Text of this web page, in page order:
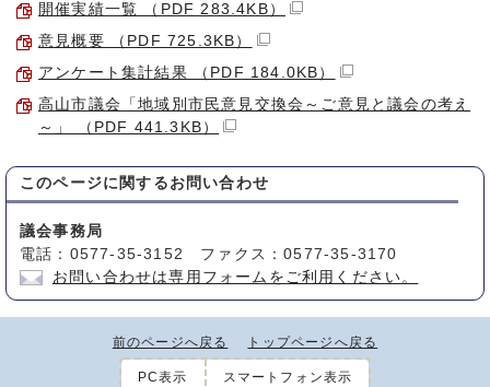
開催実績一覧 （PDF 283.4KB）
意見概要 （PDF 725.3KB）
アンケート集計結果 （PDF 184.0KB）
高山市議会「地域別市民意見交換会～ご意見と議会の考え
～」 （PDF 441.3KB）
このページに関する お問い合わせ
議会事務局
電話：0577-35-3152 ファクス：0577-35-3170
お問い合わせは専用フォームをご利用ください。
前のページへ戻る トップページへ戻る
PC表示 スマートフォン表示